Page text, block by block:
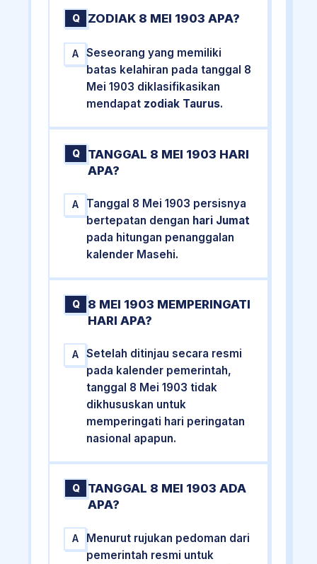
Q ZODIAK 8 MEI 1903 APA?
A
Seseorang yang memiliki
batas kelahiran pada tanggal 8
Mei 1903 diklasifikasikan
mendapat zodiak Taurus.
Q
TANGGAL 8 MEI 1903 HARI
APA?
A
Tanggal 8 Mei 1903 persisnya
bertepatan dengan hari Jumat
pada hitungan penanggalan
kalender Masehi.
Q
8 MEI 1903 MEMPERINGATI
HARI APA?
A
Setelah ditinjau secara resmi
pada kalender pemerintah,
tanggal 8 Mei 1903 tidak
dikhususkan untuk
memperingati hari peringatan
nasional apapun.
Q
TANGGAL 8 MEI 1903 ADA
APA?
A
Menurut rujukan pedoman dari
pemerintah resmi untuk